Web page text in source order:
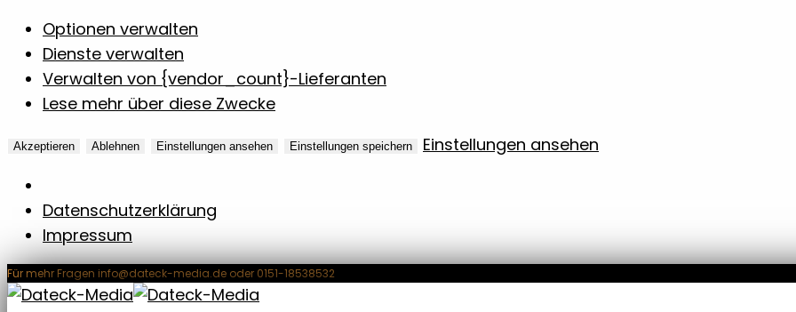
Optionen verwalten
Dienste verwalten
Verwalten von {vendor_count}-Lieferanten
Lese mehr über diese Zwecke
Akzeptieren Ablehnen Einstellungen ansehen Einstellungen speichern Einstellungen ansehen
Datenschutzerklärung
Impressum
Zum
Inhalt
Für mehr Fragen info@dateck-media.de oder 0151-18538532